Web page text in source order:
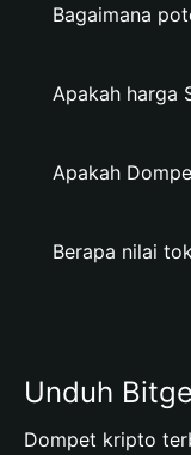
Bagaimana
Apakah harga
Apakah
Berapa nilai
Unduh
Dompet kripto